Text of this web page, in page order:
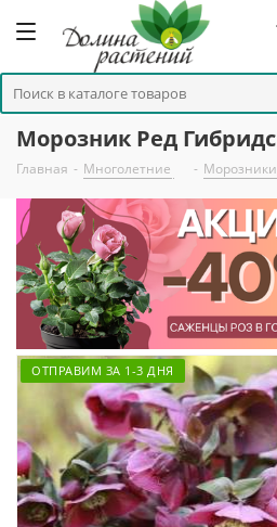
Морозник Ред Гибридс
Главная - Многолетние - Морозники
ОТПРАВИМ ЗА 1-3 ДНЯ